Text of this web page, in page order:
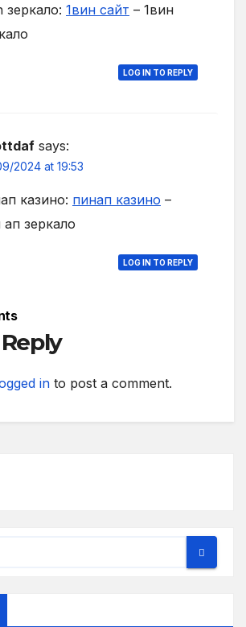
зеркало: 1вин сайт – 1вин
LOG IN TO REPLY
says:
2024 at 19:53
казино: пинап казино –
ап зеркало
LOG IN TO REPLY
in to post a comment.